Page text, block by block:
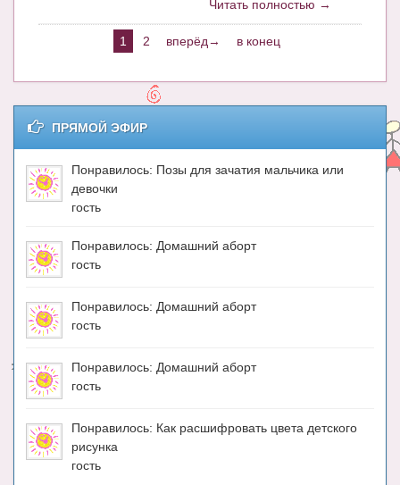
Читать полностью →
1 2 вперёд→ в конец
ПРЯМОЙ ЭФИР
Понравилось: Позы для зачатия мальчика или
девочки
гость
Понравилось: Домашний аборт
гость
Понравилось: Домашний аборт
гость
Понравилось: Домашний аборт
гость
Понравилось: Как расшифровать цвета детского
рисунка
гость